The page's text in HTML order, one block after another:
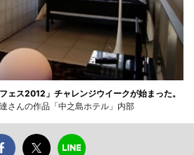
フェス2012」チャレンジウイークが始まった。
さんの作品「中之島ホテル」内部